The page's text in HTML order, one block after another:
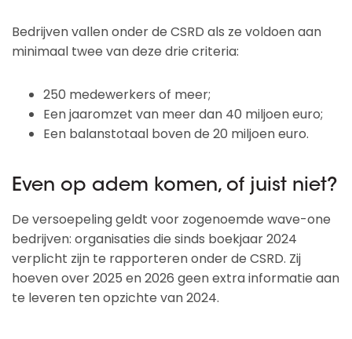
Bedrijven vallen onder de CSRD als ze voldoen aan
minimaal twee van deze drie criteria:
250 medewerkers of meer;
Een jaaromzet van meer dan 40 miljoen euro;
Een balanstotaal boven de 20 miljoen euro.
Even op adem komen, of juist niet?
De versoepeling geldt voor zogenoemde wave-one
bedrijven: organisaties die sinds boekjaar 2024
verplicht zijn te rapporteren onder de CSRD. Zij
hoeven over 2025 en 2026 geen extra informatie aan
te leveren ten opzichte van 2024.